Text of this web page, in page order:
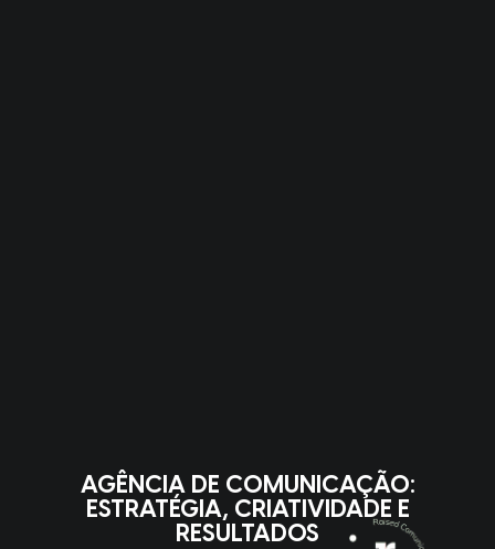
AGÊNCIA DE COMUNICAÇÃO:
ESTRATÉGIA, CRIATIVIDADE E
RESULTADOS